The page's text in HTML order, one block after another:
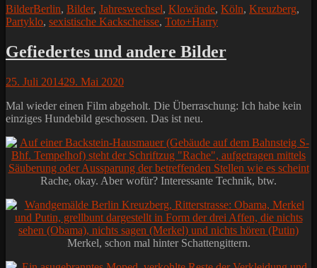
Kategorien
BilderSchlagworte
Berlin, Bilder, Jahreswechsel, Klowände, Köln, Kreuzberg,
Partyklo, sexistische Kackscheisse, Toto+Harry
Gefiedertes und andere Bilder
Posted
25. Juli 201429. Mai 2020
Mal wieder einen Film abgeholt. Die Überraschung: Ich habe kein
einziges Hundebild geschossen. Das ist neu.
Rache, okay. Aber wofür? Interessante Technik, btw.
Merkel, schon mal hinter Schattengittern.